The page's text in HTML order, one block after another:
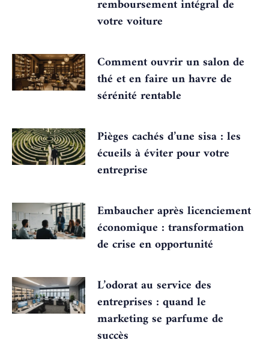
remboursement intégral de
votre voiture
Comment ouvrir un salon de
thé et en faire un havre de
sérénité rentable
Pièges cachés d’une sisa : les
écueils à éviter pour votre
entreprise
Embaucher après licenciement
économique : transformation
de crise en opportunité
L’odorat au service des
entreprises : quand le
marketing se parfume de
succès